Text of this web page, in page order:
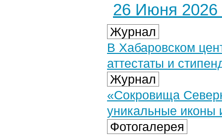
26 Июня 2026
Журнал
В Хабаровском
аттестаты и
Журнал
«Сокровища
уникальные иконы
Фотогалерея